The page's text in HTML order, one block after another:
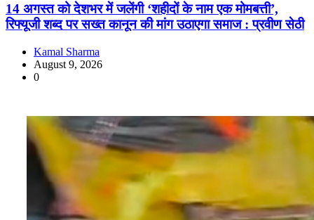
14 अगस्त को देशभर में जलेंगी ‘शहीदों के नाम एक मोमबत्ती’,
रिफ्यूजी शब्द पर सख्त कानून की मांग उठाएगा समाज : प्रवीण सेठी
Kamal Sharma
August 9, 2026
0